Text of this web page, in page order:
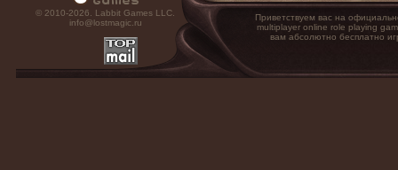
© 2010-2026. Labbit Games LLC.
info@lostmagic.ru
Приветствуем вас на
multiplayer online role playing
вам абсолютно бесплатно